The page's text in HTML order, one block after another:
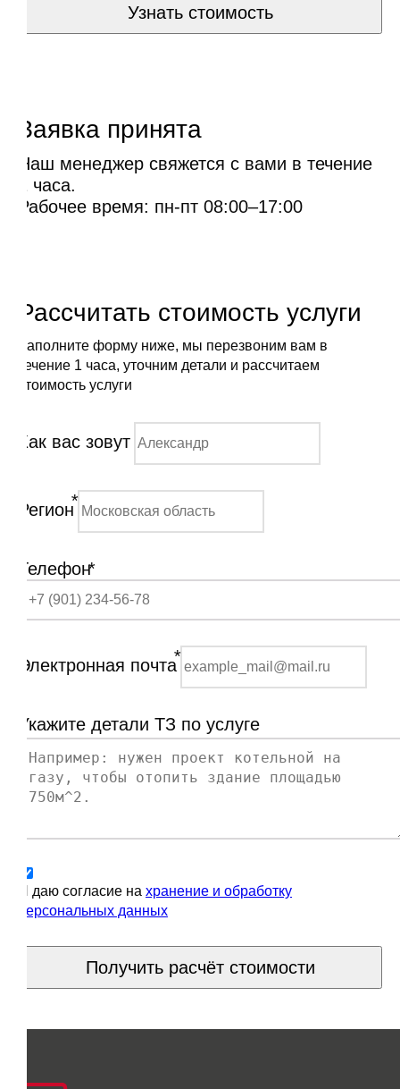
Узнать стоимость
Заявка принята
Наш менеджер свяжется с вами в течение
1 часа.
Рабочее время: пн-пт 08:00–17:00
Рассчитать стоимость услуги
Заполните форму ниже, мы перезвоним вам в
течение 1 часа, уточним детали и рассчитаем
стоимость услуги
Как вас зовут
Регион*
Телефон*
Электронная почта*
Укажите детали ТЗ по услуге
Я даю согласие на хранение и обработку
персональных данных
Получить расчёт стоимости